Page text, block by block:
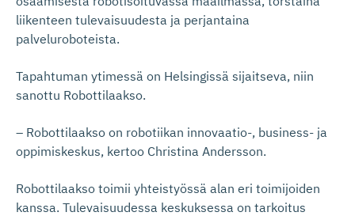
liikenteen tulevaisuudesta ja perjantaina
palveluroboteista.
Tapahtuman ytimessä on Helsingissä sijaitseva, niin
sanottu Robottilaakso.
– Robottilaakso on robotiikan innovaatio-, business- ja
oppimiskeskus, kertoo Christina Andersson.
Robottilaakso toimii yhteistyössä alan eri toimijoiden
kanssa. Tulevaisuudessa keskuksessa on tarkoitus